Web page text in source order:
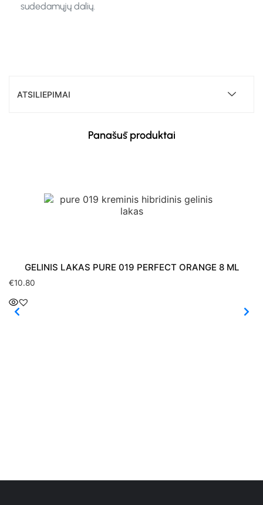
sudedamųjų dalių.
ATSILIEPIMAI
Panašūs produktai
GELINIS LAKAS PURE 019 PERFECT ORANGE 8 ML
€10.80